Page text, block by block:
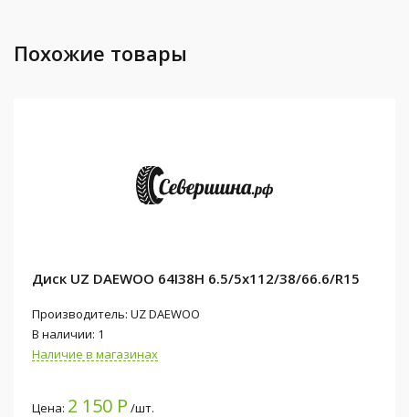
Похожие товары
Диск UZ DAEWOO 64I38H 6.5/5x112/38/66.6/R15
Производитель: UZ DAEWOO
В наличии: 1
Наличие в магазинах
Цена: 2 150 Р /шт.